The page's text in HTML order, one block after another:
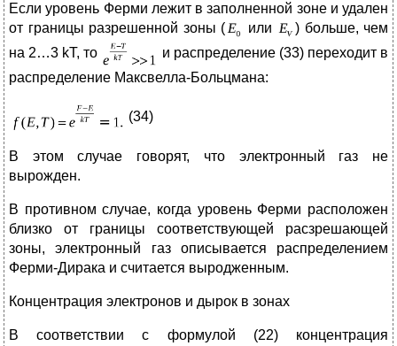
Если уровень Ферми лежит в заполненной зоне и удален
от границы разрешенной зоны (
или
) больше, чем
на 2…3 kT, то
и распределение (33) переходит в
распределение Максвелла-Больцмана:
(34)
В этом случае говорят, что электронный газ не
вырожден.
В противном случае, когда уровень Ферми расположен
близко от границы соответствующей расзрешающей
зоны, электронный газ описывается распределением
Ферми-Дирака и считается выродженным.
Концентрация электронов и дырок в зонах
В соответствии с формулой (22) концентрация